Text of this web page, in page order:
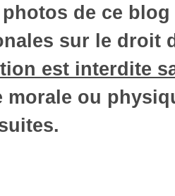
photos de ce
sur le droit
est interdite
morale ou